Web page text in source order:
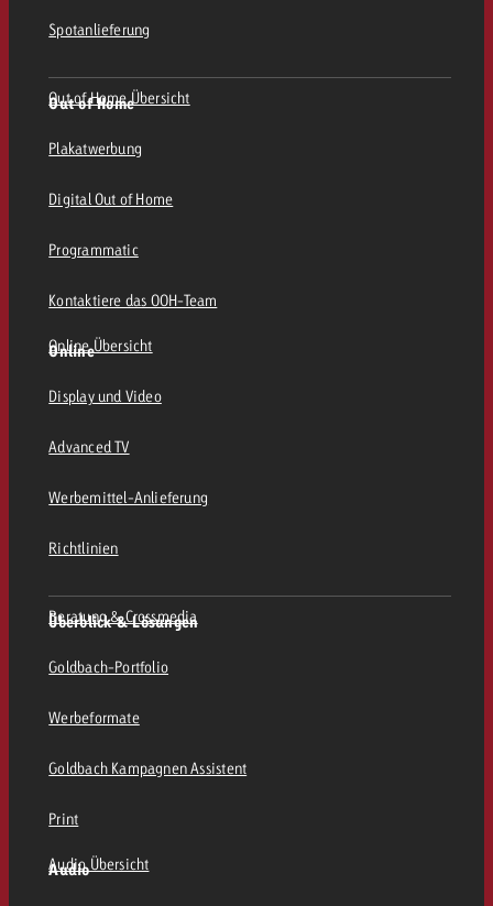
Spotanlieferung
Out of Home
Out of Home Übersicht
Plakatwerbung
Digital Out of Home
Programmatic
Kontaktiere das OOH-Team
Online
Online Übersicht
Display und Video
Advanced TV
Werbemittel-Anlieferung
Richtlinien
Überblick & Lösungen
Beratung & Crossmedia
Goldbach-Portfolio
Werbeformate
Goldbach Kampagnen Assistent
Print
Audio
Audio Übersicht